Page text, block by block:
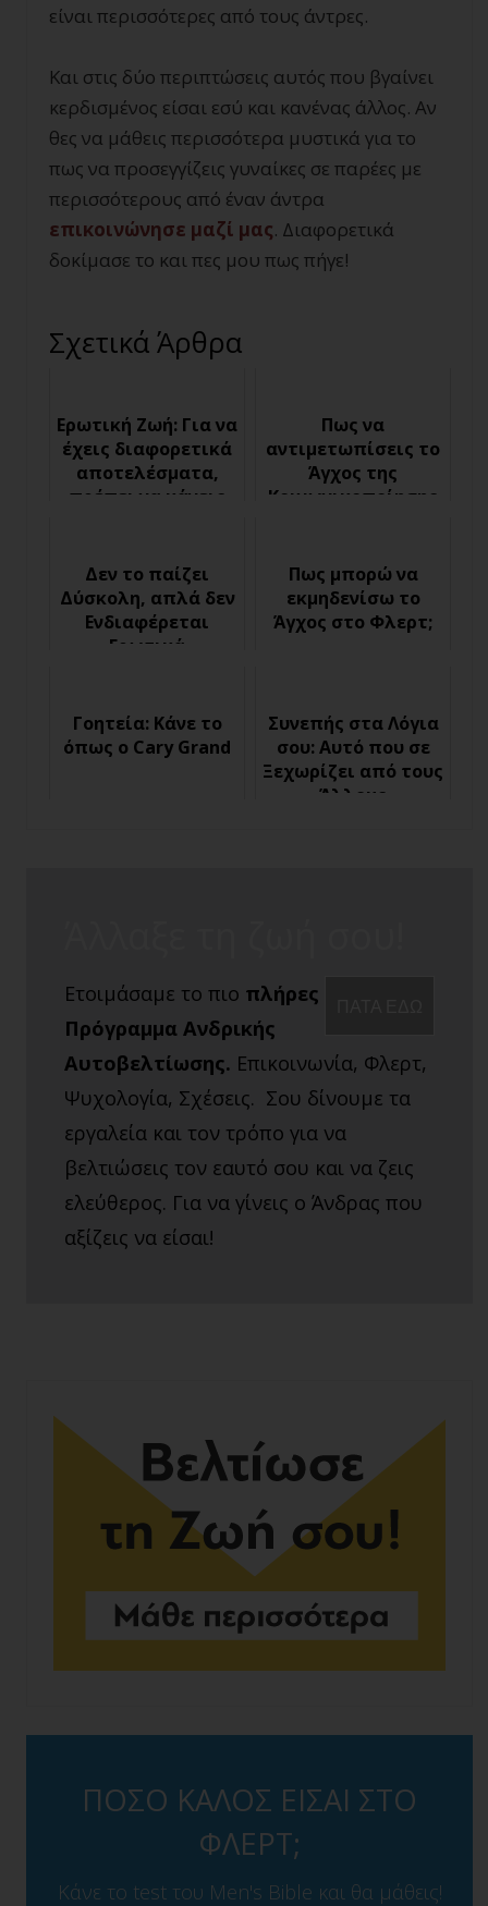
είναι περισσότερες από τους άντρες.
Και στις δύο περιπτώσεις αυτός που βγαίνει
κερδισμένος είσαι εσύ και κανένας άλλος. Αν
θες να μάθεις περισσότερα μυστικά για το
πως να προσεγγίζεις γυναίκες σε παρέες με
περισσότερους από έναν άντρα
επικοινώνησε μαζί μας. Διαφορετικά
δοκίμασε το και πες μου πως πήγε!
Σχετικά Άρθρα
Ερωτική Ζωή: Για να
έχεις διαφορετικά
αποτελέσματα,
πρέπει να κάνεις
Πως να
αντιμετωπίσεις το
Άγχος της
Κοινωνικοποίησης
Δεν το παίζει
Δύσκολη, απλά δεν
Ενδιαφέρεται
Ερωτικά
Πως μπορώ να
εκμηδενίσω το
Άγχος στο Φλερτ;
Γοητεία: Κάνε το
όπως ο Cary Grand
Συνεπής στα Λόγια
σου: Αυτό που σε
Ξεχωρίζει από τους
Άλλους
Ετοιμάσαμε το πιο πλήρες
Πρόγραμμα Ανδρικής
Αυτοβελτίωσης. Επικοινωνία, Φλερτ,
Ψυχολογία, Σχέσεις. Σου δίνουμε τα
εργαλεία και τον τρόπο για να
βελτιώσεις τον εαυτό σου και να ζεις
ελεύθερος. Για να γίνεις ο Άνδρας που
αξίζεις να είσαι!
ΠΟΣΟ ΚΑΛΟΣ ΕΙΣΑΙ ΣΤΟ
ΦΛΕΡΤ;
Κάνε το test του Men's Bible και θα μάθεις!